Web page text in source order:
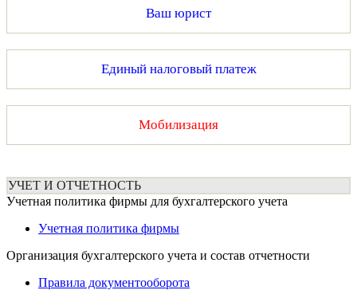
Ваш юрист
Единый налоговый платеж
Мобилизация
УЧЕТ И ОТЧЕТНОСТЬ
Учетная политика фирмы для бухгалтерского учета
Учетная политика фирмы
Организация бухгалтерского учета и состав отчетности
Правила документооборота